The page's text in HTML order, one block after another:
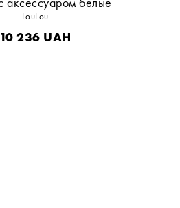
LouLou
10 236 UAH